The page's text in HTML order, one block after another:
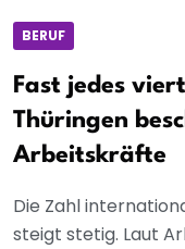
BERUF
Fast jedes
Thüringen
Arbeitskräfte
Die Zahl
steigt stetig. Laut